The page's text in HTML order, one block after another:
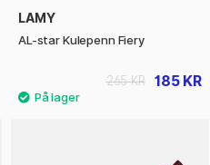
LAMY
AL-star Kulepenn Fiery
185 KR
265 KR